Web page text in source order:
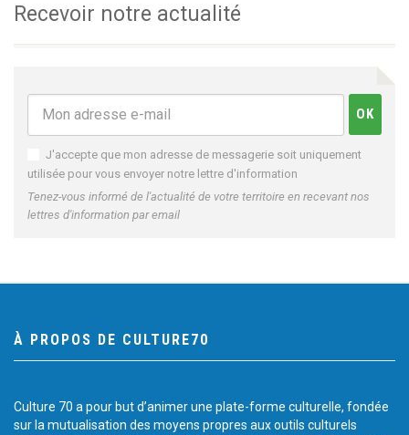
Recevoir notre actualité
J'accepte que mon adresse de messagerie soit uniquement
utilisée pour vous envoyer notre lettre d'information
Tenez-vous informé de l'actualité de votre territoire en recevant nos
lettres d'information par email
À PROPOS DE CULTURE70
Culture 70 a pour but d’animer une plate-forme culturelle, fondée
sur la mutualisation des moyens propres aux outils culturels